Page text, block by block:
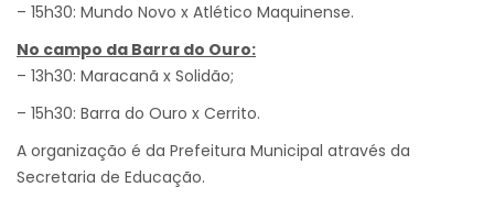
– 15h30: Mundo Novo x Atlético Maquinense.
No campo da Barra do Ouro:
– 13h30: Maracanã x Solidão;
– 15h30: Barra do Ouro x Cerrito.
A organização é da Prefeitura Municipal através da
Secretaria de Educação.